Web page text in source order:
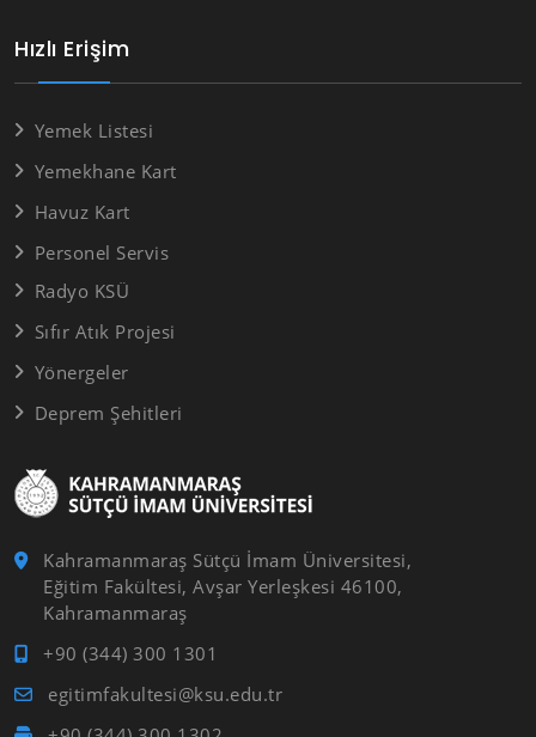
Kahramanmaraş Sütçü İmam Üniversitesi,
Eğitim Fakültesi, Avşar Yerleşkesi 46100,
Kahramanmaraş
+90 (344) 300 1301
egitimfakultesi@ksu.edu.tr
Hızlı Erişim
Yemek Listesi
Yemekhane Kart
Havuz Kart
Personel Servis
Radyo KSÜ
Sıfır Atık Projesi
Yönergeler
Deprem Şehitleri